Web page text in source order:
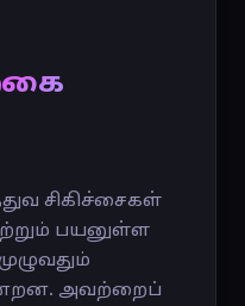
சிகிச்சைகள்
பயனுள்ள
அவற்றைப்